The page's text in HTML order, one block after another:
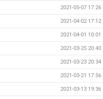
2021-05-07 17:26
2021-04-02 17:12
2021-04-01 10:01
2021-03-25 20:40
2021-03-23 20:34
2021-03-21 17:56
2021-03-13 19:36